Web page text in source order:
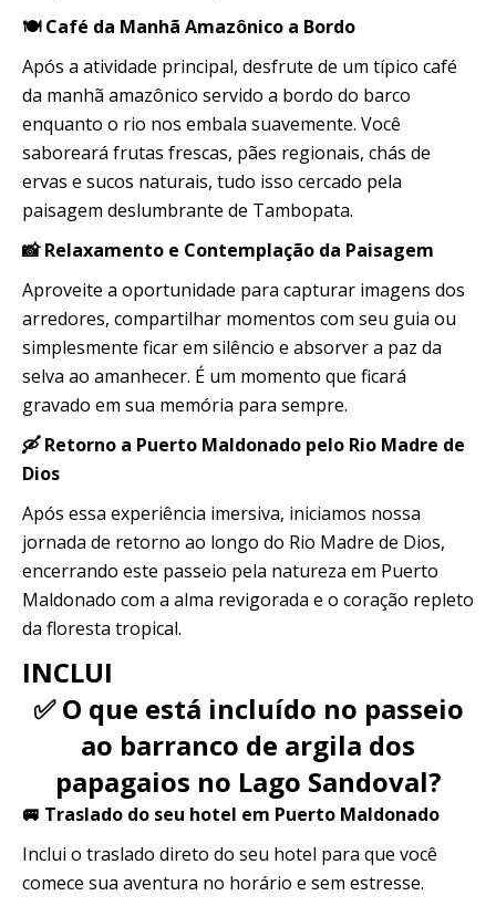
🍽️ Café da Manhã Amazônico a Bordo
Após a atividade principal, desfrute de um típico café
da manhã amazônico servido a bordo do barco
enquanto o rio nos embala suavemente. Você
saboreará frutas frescas, pães regionais, chás de
ervas e sucos naturais, tudo isso cercado pela
paisagem deslumbrante de Tambopata.
📸 Relaxamento e Contemplação da Paisagem
Aproveite a oportunidade para capturar imagens dos
arredores, compartilhar momentos com seu guia ou
simplesmente ficar em silêncio e absorver a paz da
selva ao amanhecer. É um momento que ficará
gravado em sua memória para sempre.
🛶 Retorno a Puerto Maldonado pelo Rio Madre de
Dios
Após essa experiência imersiva, iniciamos nossa
jornada de retorno ao longo do Rio Madre de Dios,
encerrando este passeio pela natureza em Puerto
Maldonado com a alma revigorada e o coração repleto
da floresta tropical.
INCLUI
✅ O que está incluído no passeio
ao barranco de argila dos
papagaios no Lago Sandoval?
🚐 Traslado do seu hotel em Puerto Maldonado
Inclui o traslado direto do seu hotel para que você
comece sua aventura no horário e sem estresse.